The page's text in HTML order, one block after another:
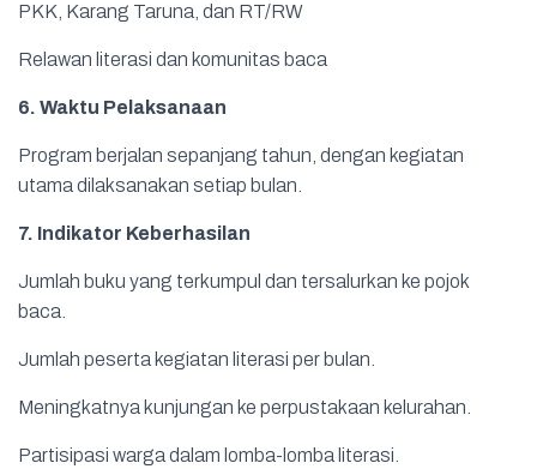
PKK, Karang Taruna, dan RT/RW
Relawan literasi dan komunitas baca
6. Waktu Pelaksanaan
Program berjalan sepanjang tahun, dengan kegiatan
utama dilaksanakan setiap bulan.
7. Indikator Keberhasilan
Jumlah buku yang terkumpul dan tersalurkan ke pojok
baca.
Jumlah peserta kegiatan literasi per bulan.
Meningkatnya kunjungan ke perpustakaan kelurahan.
Partisipasi warga dalam lomba-lomba literasi.